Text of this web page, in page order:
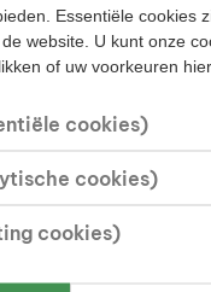
ons
Essentiële cookies
website. U kunt onze
of uw voorkeuren
cookies)
cookies)
cookies)